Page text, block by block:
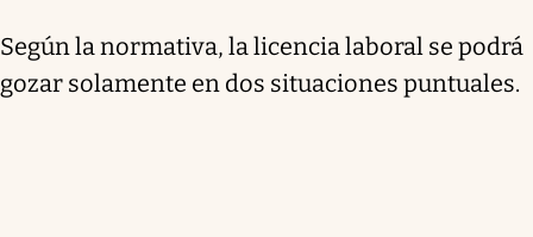
Según la normativa, la licencia laboral se podrá
gozar solamente en dos situaciones puntuales.